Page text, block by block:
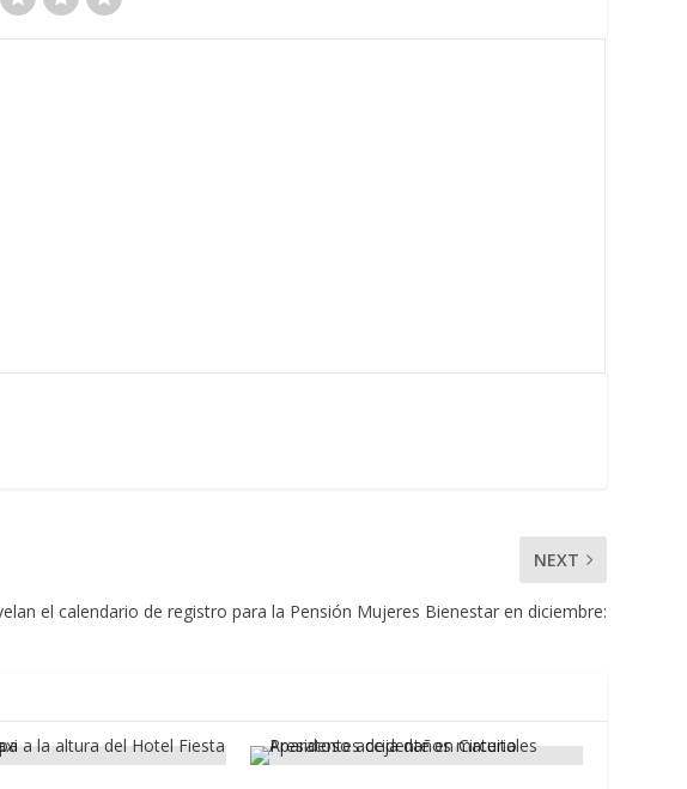
NEXT
el calendario de registro para la Pensión Mujeres Bienestar en diciembre: